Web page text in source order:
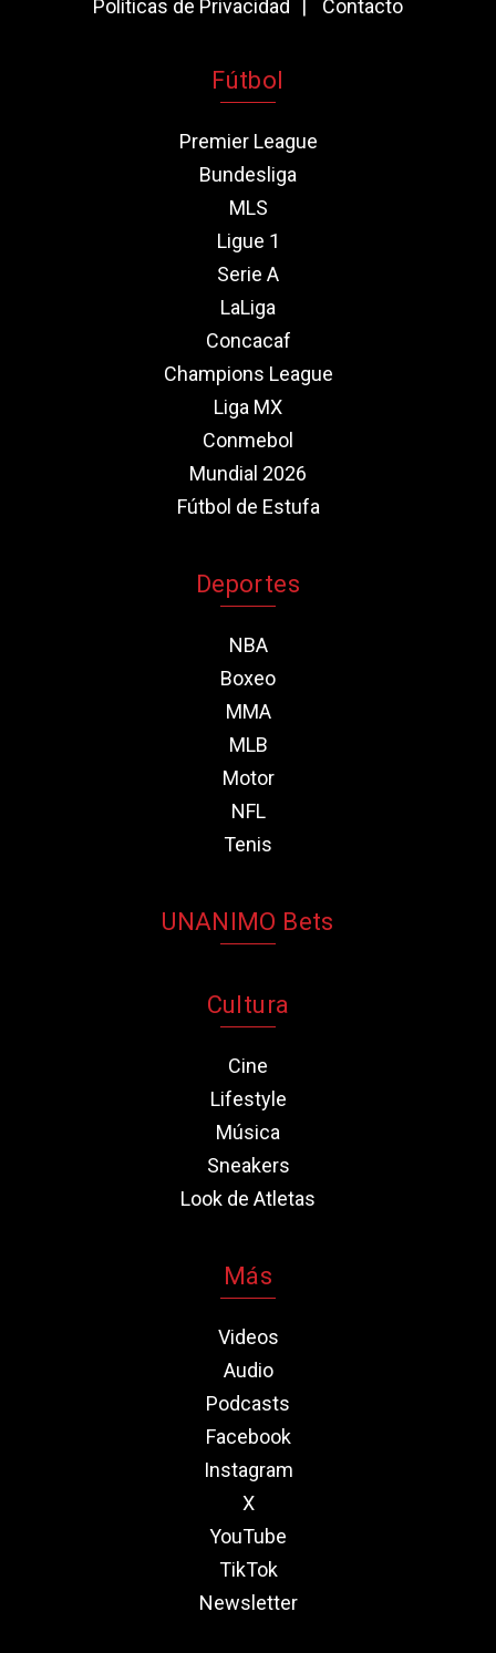
Políticas de Privacidad
Contacto
Fútbol
Premier League
Bundesliga
MLS
Ligue 1
Serie A
LaLiga
Concacaf
Champions League
Liga MX
Conmebol
Mundial 2026
Fútbol de Estufa
Deportes
NBA
Boxeo
MMA
MLB
Motor
NFL
Tenis
UNANIMO Bets
Cultura
Cine
Lifestyle
Música
Sneakers
Look de Atletas
Más
Videos
Audio
Podcasts
Facebook
Instagram
X
YouTube
TikTok
Newsletter